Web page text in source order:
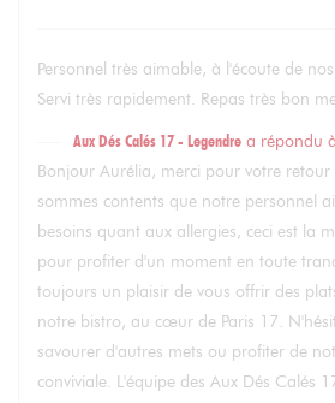
Personnel très aimable, à l'écoute de
Servi très rapidement. Repas très bon
Aux Dés Calés 17 - Legendre a répondu
Bonjour Aurélia, merci pour votre retour
sommes contents que notre personnel
besoins quant aux allergies, ceci est la
pour profiter d'un moment en toute
toujours un plaisir de vous offrir des
notre bistro, au cœur de Paris 17.
savourer d'autres mets ou profiter de
conviviale. L'équipe des Aux Dés Calés